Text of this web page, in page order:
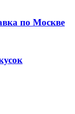
по Москве